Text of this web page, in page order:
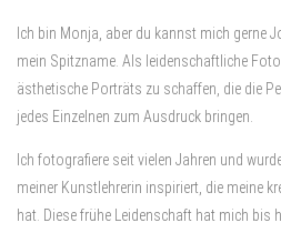
Ich bin Monja, aber du kannst mich gerne
mein Spitzname. Als leidenschaftliche
ästhetische Porträts zu schaffen, die die
jedes Einzelnen zum Ausdruck bringen.
Ich fotografiere seit vielen Jahren und
meiner Kunstlehrerin inspiriert, die meine
hat. Diese frühe Leidenschaft hat mich bis